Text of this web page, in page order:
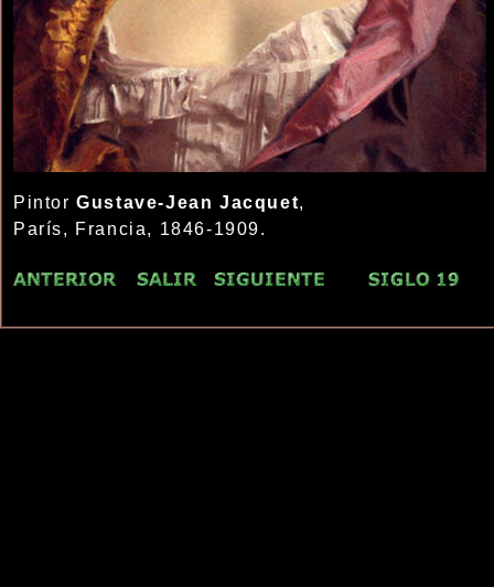
PintorGustave-Jean Jacquet,
París, Francia, 1846-1909.